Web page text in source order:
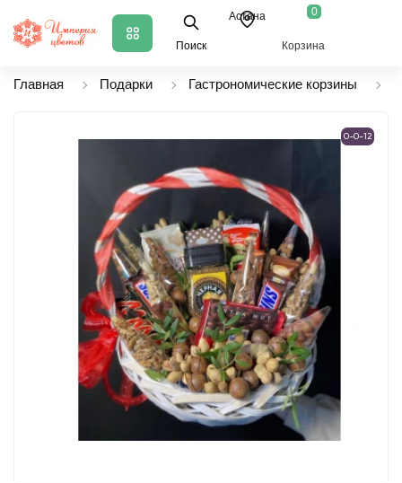
Поиск
Астана 0
Корзина
Главная Подарки Гастрономические корзины
0-0-12